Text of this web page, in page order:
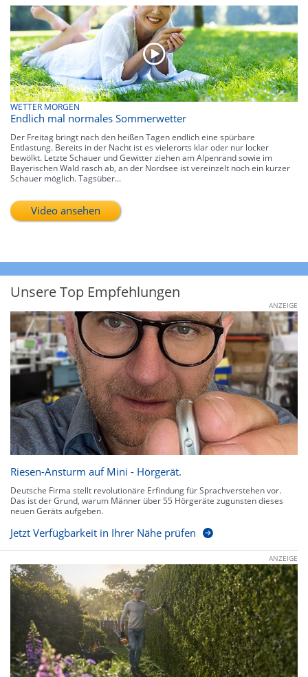
WETTER MORGEN
Endlich mal normales Sommerwetter
Der Freitag bringt nach den heißen Tagen endlich eine spürbare
Entlastung. Bereits in der Nacht ist es vielerorts klar oder nur locker
bewölkt. Letzte Schauer und Gewitter ziehen am Alpenrand sowie im
Bayerischen Wald rasch ab, an der Nordsee ist vereinzelt noch ein kurzer
Schauer möglich. Tagsüber...
Video ansehen
Unsere Top Empfehlungen
ANZEIGE
Riesen-Ansturm auf Mini - Hörgerät.
Deutsche Firma stellt revolutionäre Erfindung für Sprachverstehen vor.
Das ist der Grund, warum Männer über 55 Hörgeräte zugunsten dieses
neuen Geräts aufgeben.
Jetzt Verfügbarkeit in Ihrer Nähe prüfen
ANZEIGE